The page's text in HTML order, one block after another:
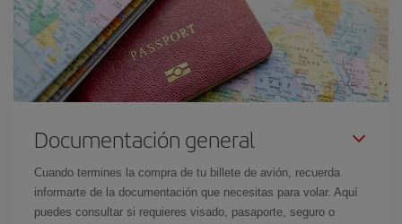
Documentación general
Cuando termines la compra de tu billete de avión, recuerda
informarte de la documentación que necesitas para volar. Aquí
puedes consultar si requieres visado, pasaporte, seguro o